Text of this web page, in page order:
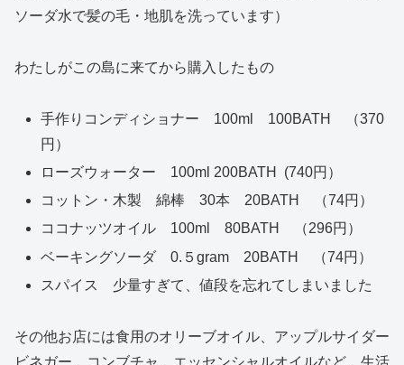
ソーダ水で髪の毛・地肌を洗っています）
わたしがこの島に来てから購入したもの
手作りコンディショナー 100ml 100BATH （370
円）
ローズウォーター 100ml 200BATH (740円）
コットン・木製 綿棒 30本 20BATH （74円）
ココナッツオイル 100ml 80BATH （296円）
ベーキングソーダ 0.５gram 20BATH （74円）
スパイス 少量すぎて、値段を忘れてしまいました
その他お店には食用のオリーブオイル、アップルサイダー
ビネガー、コンブチャ、エッセンシャルオイルなど、生活